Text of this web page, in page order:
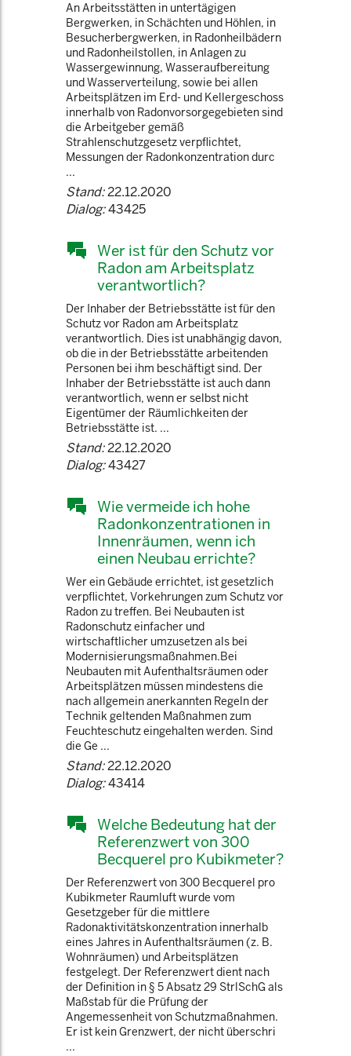
An Arbeitsstätten in untertägigen
Bergwerken, in Schächten und Höhlen, in
Besucherbergwerken, in Radonheilbädern
und Radonheilstollen, in Anlagen zu
Wassergewinnung, Wasseraufbereitung
und Wasserverteilung, sowie bei allen
Arbeitsplätzen im Erd- und Kellergeschoss
innerhalb von Radonvorsorgegebieten sind
die Arbeitgeber gemäß
Strahlenschutzgesetz verpflichtet,
Messungen der Radonkonzentration durc
...
Stand:22.12.2020
Dialog:43425
Wer ist für den Schutz vor
Radon am Arbeitsplatz
verantwortlich?
Der Inhaber der Betriebsstätte ist für den
Schutz vor Radon am Arbeitsplatz
verantwortlich. Dies ist unabhängig davon,
ob die in der Betriebsstätte arbeitenden
Personen bei ihm beschäftigt sind. Der
Inhaber der Betriebsstätte ist auch dann
verantwortlich, wenn er selbst nicht
Eigentümer der Räumlichkeiten der
Betriebsstätte ist. ...
Stand:22.12.2020
Dialog:43427
Wie vermeide ich hohe
Radonkonzentrationen in
Innenräumen, wenn ich
einen Neubau errichte?
Wer ein Gebäude errichtet, ist gesetzlich
verpflichtet, Vorkehrungen zum Schutz vor
Radon zu treffen. Bei Neubauten ist
Radonschutz einfacher und
wirtschaftlicher umzusetzen als bei
Modernisierungsmaßnahmen.Bei
Neubauten mit Aufenthaltsräumen oder
Arbeitsplätzen müssen mindestens die
nach allgemein anerkannten Regeln der
Technik geltenden Maßnahmen zum
Feuchteschutz eingehalten werden. Sind
die Ge ...
Stand:22.12.2020
Dialog:43414
Welche Bedeutung hat der
Referenzwert von 300
Becquerel pro Kubikmeter?
Der Referenzwert von 300 Becquerel pro
Kubikmeter Raumluft wurde vom
Gesetzgeber für die mittlere
Radonaktivitätskonzentration innerhalb
eines Jahres in Aufenthaltsräumen (z. B.
Wohnräumen) und Arbeitsplätzen
festgelegt. Der Referenzwert dient nach
der Definition in § 5 Absatz 29 StrlSchG als
Maßstab für die Prüfung der
Angemessenheit von Schutzmaßnahmen.
Er ist kein Grenzwert, der nicht überschri
...